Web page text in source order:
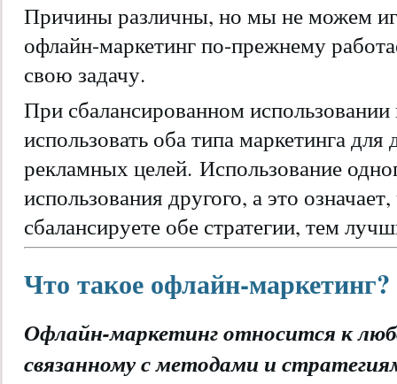
Причины различны, но мы не можем
офлайн-маркетинг по-прежнему
свою задачу.
При сбалансированном
использовать оба типа маркетинга
рекламных целей. Использование
использования другого, а это
сбалансируете обе стратегии, тем
Что такое офлайн-маркетинг?
Офлайн-маркетинг относится к
связанному с методами и